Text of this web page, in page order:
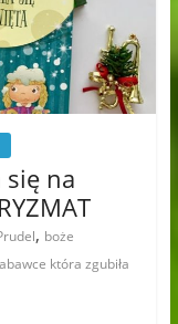
się na
, boże
która zgubiła